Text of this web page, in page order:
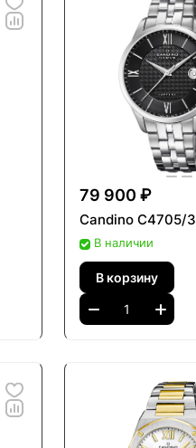
79 900 ₽
Candino C4705/3
В наличии
В корзину